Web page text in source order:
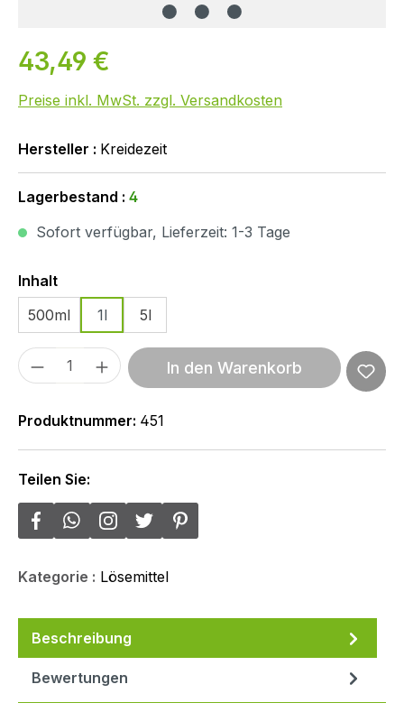
43,49 €
Preise inkl. MwSt. zzgl. Versandkosten
Hersteller : Kreidezeit
Lagerbestand : 4
Sofort verfügbar, Lieferzeit: 1-3 Tage
InhaltAuswählen
500ml
1l 5l
Produkt Anzahl: Gib den gewünschten
In den Warenkorb
Produktnummer: 451
Teilen Sie:
Kategorie : Lösemittel
Beschreibung
Bewertungen